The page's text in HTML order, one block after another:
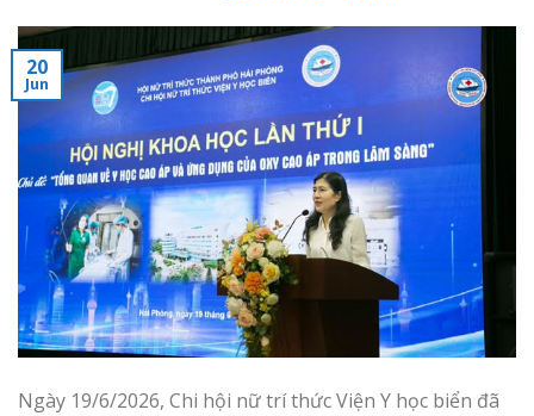
20
Jun
Ngày 19/6/2026, Chi hội nữ trí thức Viện Y học biển đã